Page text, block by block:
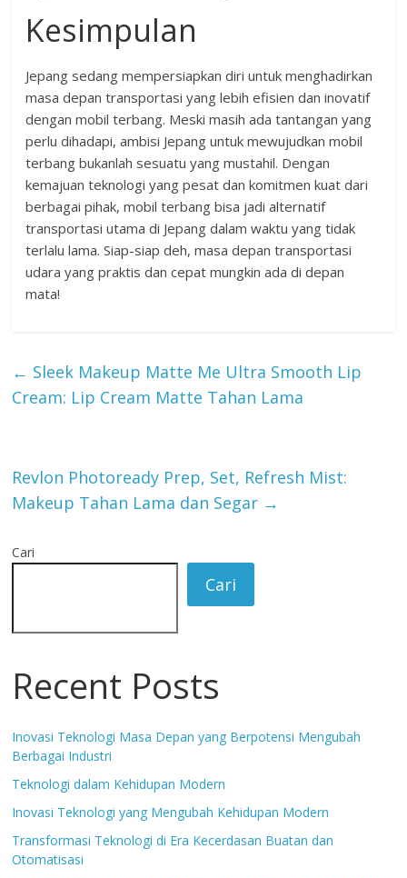
Kesimpulan
Jepang sedang mempersiapkan diri untuk menghadirkan
masa depan transportasi yang lebih efisien dan inovatif
dengan mobil terbang. Meski masih ada tantangan yang
perlu dihadapi, ambisi Jepang untuk mewujudkan mobil
terbang bukanlah sesuatu yang mustahil. Dengan
kemajuan teknologi yang pesat dan komitmen kuat dari
berbagai pihak, mobil terbang bisa jadi alternatif
transportasi utama di Jepang dalam waktu yang tidak
terlalu lama. Siap-siap deh, masa depan transportasi
udara yang praktis dan cepat mungkin ada di depan
mata!
← Sleek Makeup Matte Me Ultra Smooth Lip
Cream: Lip Cream Matte Tahan Lama
Revlon Photoready Prep, Set, Refresh Mist:
Makeup Tahan Lama dan Segar →
Cari
Cari
Recent Posts
Inovasi Teknologi Masa Depan yang Berpotensi Mengubah
Berbagai Industri
Teknologi dalam Kehidupan Modern
Inovasi Teknologi yang Mengubah Kehidupan Modern
Transformasi Teknologi di Era Kecerdasan Buatan dan
Otomatisasi